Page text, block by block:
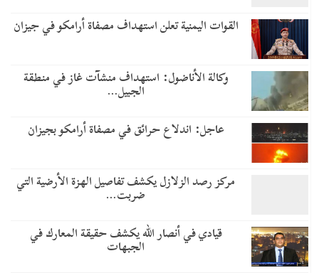
القوات اليمنية تعلن استهداف مصفاة أرامكو في جيزان
وكالة الأناضول: استهداف منشآت غاز في منطقة
الجبيل…
عاجل: اندلاع حرائق في مصفاة أرامكو بجيزان
مركز رصد الزلازل يكشف تفاصيل الهزة الأرضية التي
ضربت…
قيادي في أنصار الله يكشف حقيقة المعارك في
الجبهات